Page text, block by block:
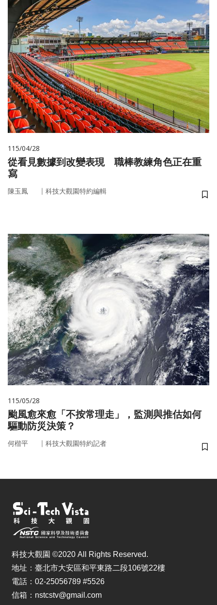
115/04/28
從看見數據到改變表現 職棒教練角色正在重
寫
陳玉鳳 ｜ 科技大觀園特約編輯
儲
115/05/28
颱風愈來愈「不按常理走」，監測與推估如何
驅動防災決策？
何楷平 ｜ 科技大觀園特約記者
儲
科技大觀園 ©2020 All Rights Reserved.
地址：臺北市大安區和平東路二段106號22樓
電話：02-25056789 #5526
信箱：nstcstv@gmail.com